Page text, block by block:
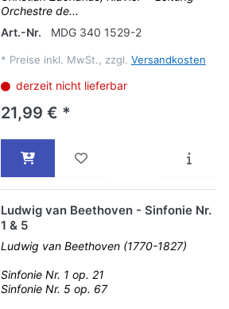
Orchestre de...
Art.-Nr.
MDG 340 1529-2
* Preise inkl. MwSt., zzgl. Versandkosten
derzeit nicht lieferbar
21,99 € *
Ludwig van Beethoven - Sinfonie Nr.
1 & 5
Ludwig van Beethoven (1770-1827)
Sinfonie Nr. 1 op. 21
Sinfonie Nr. 5 op. 67